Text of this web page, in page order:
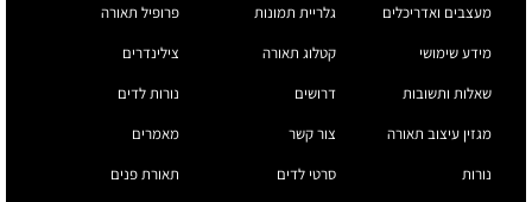
מעצבים ואדריכלים
מידע שימושי
שאלות ותשובות
מגזין עיצוב תאורה
גלריית תמונות
קטלוג תאורה
דרושים
צור קשר
פרופיל תאורה
צילינדרים
נורות לדים
מאמרים
נורות
סרטי לדים תאורת פנים